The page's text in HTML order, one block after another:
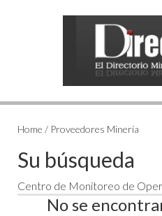
Home / Proveedores Minería
Su búsqueda
Centro de Monitoreo de
No se